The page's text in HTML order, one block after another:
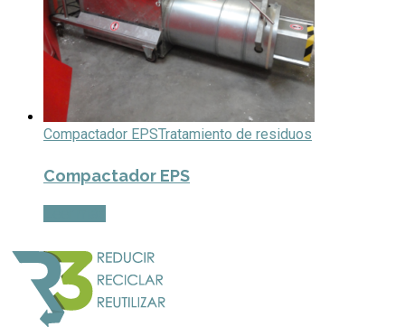
Compactador EPSTratamiento de residuos
Compactador EPS